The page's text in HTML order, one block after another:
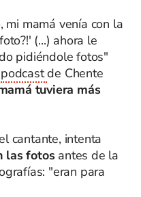
mi mamá venía con la
(...) ahora le
pidiéndole fotos"
podcastde Chente
tuviera más
cantante, intenta
las fotosantes de la
"eran para